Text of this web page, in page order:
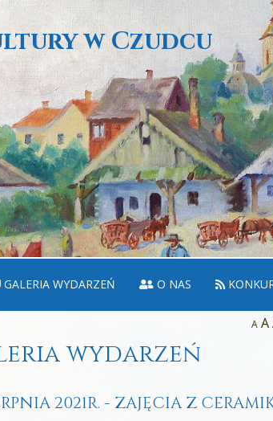
w Czudcu
GALERIA WYDARZEŃ O NAS
A A
wydarzeń
2021R. - ZAJĘCIA Z